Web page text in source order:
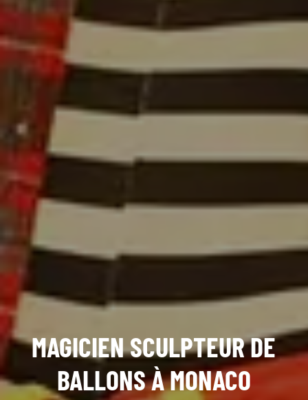
MAGICIEN SCULPTEUR DE
BALLONS À MONACO